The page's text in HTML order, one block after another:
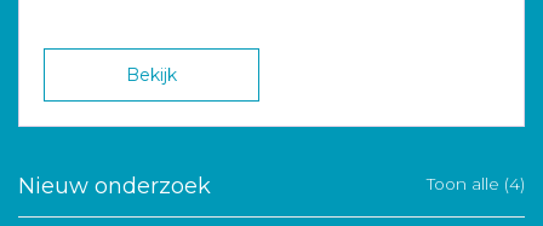
Bekijk
Nieuw onderzoek Toon alle (4)